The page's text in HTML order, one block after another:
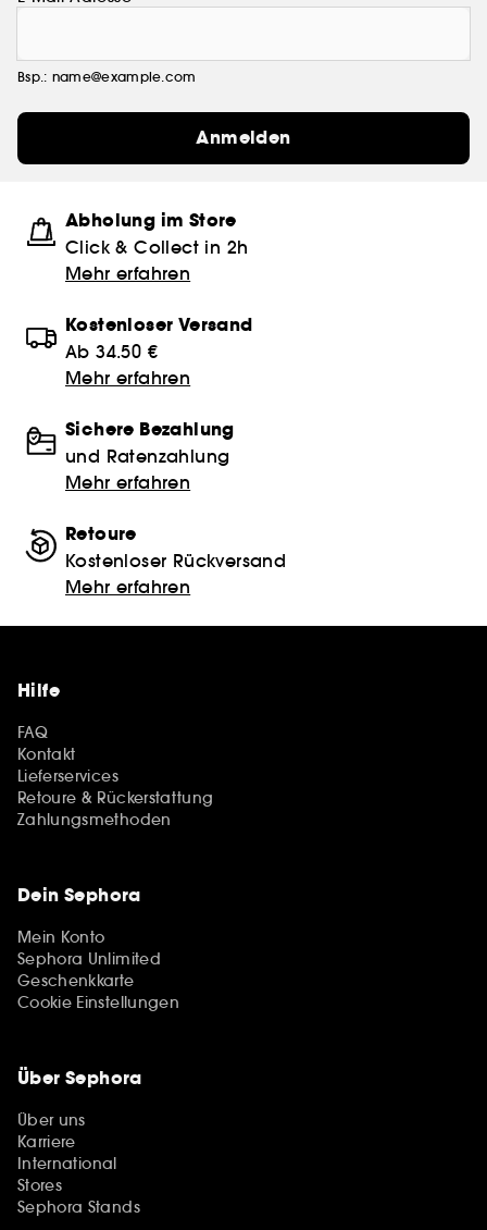
Bsp.: name@example.com
Anmelden
Abholung im Store
Click & Collect in 2h
Mehr erfahren
Kostenloser Versand
Ab 34.50 €
Mehr erfahren
Sichere Bezahlung
und Ratenzahlung
Mehr erfahren
Retoure
Kostenloser Rückversand
Mehr erfahren
Hilfe
FAQ
Kontakt
Lieferservices
Retoure & Rückerstattung
Zahlungsmethoden
Dein Sephora
Mein Konto
Sephora Unlimited
Geschenkkarte
Cookie Einstellungen
Über Sephora
Über uns
Karriere
International
Stores
Sephora Stands